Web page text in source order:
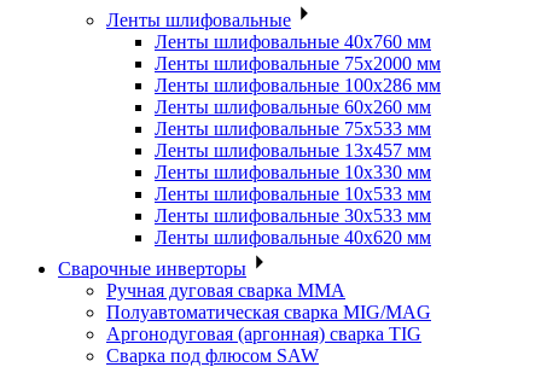
Ленты шлифовальные
Ленты шлифовальные 40х760 мм
Ленты шлифовальные 75х2000 мм
Ленты шлифовальные 100х286 мм
Ленты шлифовальные 60х260 мм
Ленты шлифовальные 75х533 мм
Ленты шлифовальные 13х457 мм
Ленты шлифовальные 10х330 мм
Ленты шлифовальные 10х533 мм
Ленты шлифовальные 30х533 мм
Ленты шлифовальные 40х620 мм
Сварочные инверторы
Ручная дуговая сварка MMA
Полуавтоматическая сварка MIG/MAG
Аргонодуговая (аргонная) сварка TIG
Сварка под флюсом SAW